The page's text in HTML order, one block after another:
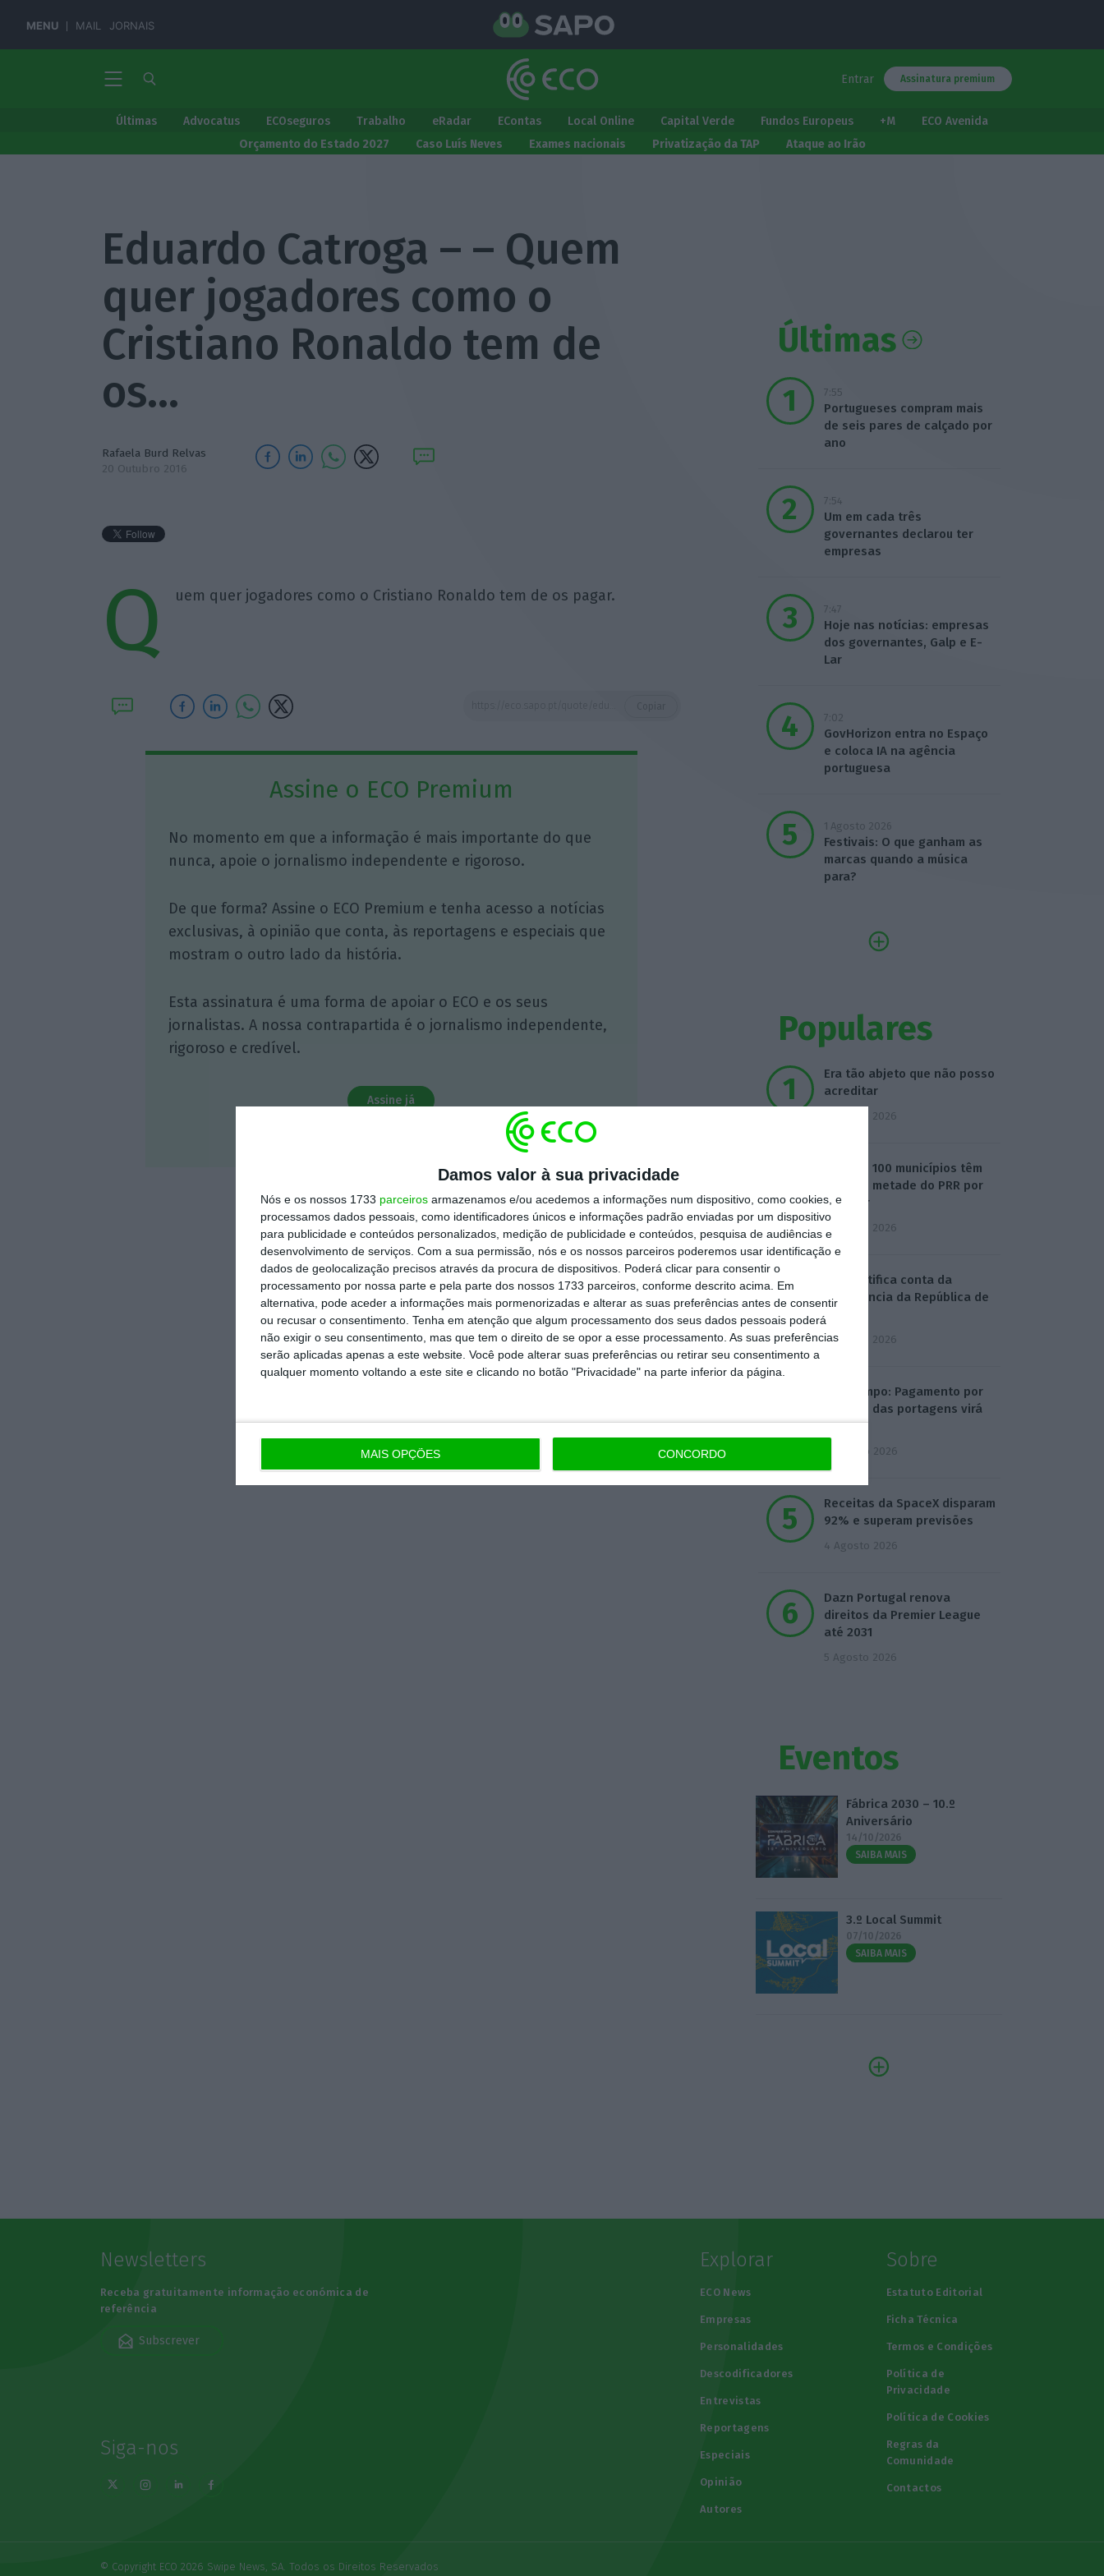
Damos valor à sua privacidade
Nós e os nossos 1733 parceiros armazenamos e/ou acedemos a informações num dispositivo, como cookies, e
processamos dados pessoais, como identificadores únicos e informações padrão enviadas por um dispositivo
para publicidade e conteúdos personalizados, medição de publicidade e conteúdos, pesquisa de audiências e
desenvolvimento de serviços. Com a sua permissão, nós e os nossos parceiros poderemos usar identificação e
dados de geolocalização precisos através da procura de dispositivos. Poderá clicar para consentir o
processamento por nossa parte e pela parte dos nossos 1733 parceiros, conforme descrito acima. Em
alternativa, pode aceder a informações mais pormenorizadas e alterar as suas preferências antes de consentir
ou recusar o consentimento. Tenha em atenção que algum processamento dos seus dados pessoais poderá
não exigir o seu consentimento, mas que tem o direito de se opor a esse processamento. As suas preferências
serão aplicadas apenas a este website. Você pode alterar suas preferências ou retirar seu consentimento a
qualquer momento voltando a este site e clicando no botão "Privacidade" na parte inferior da página.
MAIS OPÇÕES CONCORDO
MENU MAIL JORNAIS
Entrar Assinatura premium
Últimas Advocatus ECOseguros Trabalho eRadar EContas Local Online Capital Verde Fundos Europeus +M
ECO Avenida
Orçamento do Estado 2027
Caso Luís Neves Exames nacionais Privatização da TAP Ataque ao Irão
Eduardo Catroga – – Quem
quer jogadores como o
Cristiano Ronaldo tem de
os…
Rafaela Burd Relvas
20 Outubro 2016
Q uem quer jogadores como o Cristiano Ronaldo tem de os pagar.
Assine o ECO Premium
No momento em que a informação é mais importante do que
nunca, apoie o jornalismo independente e rigoroso.
De que forma? Assine o ECO Premium e tenha acesso a notícias
exclusivas, à opinião que conta, às reportagens e especiais que
mostram o outro lado da história.
Esta assinatura é uma forma de apoiar o ECO e os seus
jornalistas. A nossa contrapartida é o jornalismo independente,
rigoroso e credível.
Assine já
Últimas
7:55
Portugueses compram mais
de seis pares de calçado por
ano
7:54
Um em cada três
governantes declarou ter
empresas
7:47
Hoje nas notícias: empresas
dos governantes, Galp e E-
Lar
7:02
GovHorizon entra no Espaço
e coloca IA na agência
portuguesa
1 Agosto 2026
Festivais: O que ganham as
marcas quando a música
para?
Populares
Era tão abjeto que não posso
acreditar
5 Agosto 2026
Mais de 100 municípios têm
mais de metade do PRR por
receber
3 Agosto 2026
TdC certifica conta da
Presidência da República de
2025
3 Agosto 2026
Mau tempo: Pagamento por
isenção das portagens virá
do OE
4 Agosto 2026
Receitas da SpaceX disparam
92% e superam previsões
4 Agosto 2026
Dazn Portugal renova
direitos da Premier League
até 2031
5 Agosto 2026
Eventos
Fábrica 2030 – 10.º
Aniversário
14/10/2026
SAIBA MAIS
3.º Local Summit
07/10/2026
SAIBA MAIS
Newsletters
Receba gratuitamente informação económica de
referência
Subscrever
Siga-nos
Explorar
ECO News
Empresas
Personalidades
Descodificadores
Entrevistas
Reportagens
Especiais
Opinião
Autores
Sobre
Estatuto Editorial
Ficha Técnica
Termos e Condições
Política de
Privacidade
Política de Cookies
Regras da
Comunidade
Contactos
© Copyright ECO 2026 Swipe News, SA. Todos os Direitos Reservados